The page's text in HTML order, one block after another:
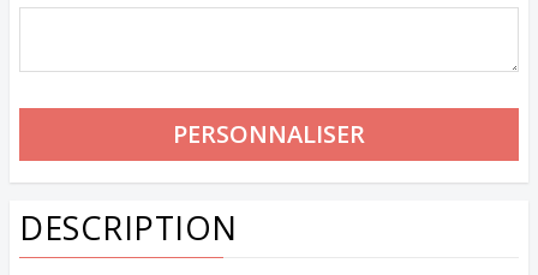
DESCRIPTION